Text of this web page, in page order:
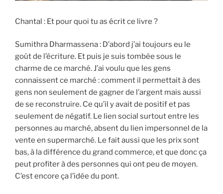
Chantal : Et pour quoi tu as écrit ce livre ?
Sumithra Dharmassena : D’abord j’ai toujours eu le
goût de l’écriture. Et puis je suis tombée sous le
charme de ce marché. J’ai voulu que les gens
connaissent ce marché : comment il permettait à des
gens non seulement de gagner de l’argent mais aussi
de se reconstruire. Ce qu’il y avait de positif et pas
seulement de négatif. Le lien social surtout entre les
personnes au marché, absent du lien impersonnel de la
vente en supermarché. Le fait aussi que les prix sont
bas, à la différence du grand commerce, et que donc ça
peut profiter à des personnes qui ont peu de moyen.
C’est encore ça l’idée du pont.